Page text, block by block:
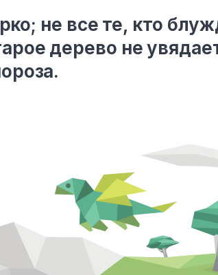
не все те, кто
дерево не